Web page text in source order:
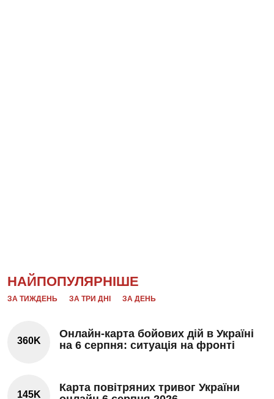
НАЙПОПУЛЯРНІШЕ
ЗА ТИЖДЕНЬ ЗА ТРИ ДНІ ЗА ДЕНЬ
360K
Онлайн-карта бойових дій в Україні
на 6 серпня: ситуація на фронті
145K
Карта повітряних тривог України